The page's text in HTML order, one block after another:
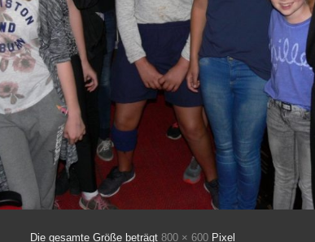
Die gesamte Größe beträgt 800 × 600 Pixel